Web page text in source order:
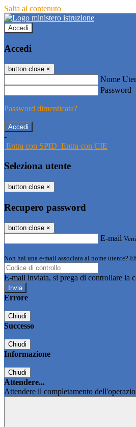
Salta al contenuto
Accedi
Accedi
button close ×
Nome
Password
Password dimenticata?
-
Entra con SPID Entra con CIE
Seleziona utente
button close ×
Recupero password
button close ×
E-mail
Non hai una e-mail associata al nome utente?
E-mail inviata, si prega di controllare la
Errore
Chiudi
Successo
Chiudi
Informazione
Chiudi
Attendere...
Attendere il completamento